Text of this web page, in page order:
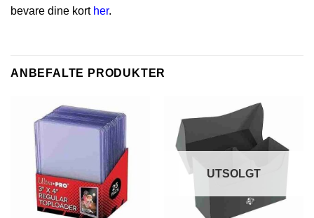
bevare dine kort her.
ANBEFALTE PRODUKTER
UTSOLGT